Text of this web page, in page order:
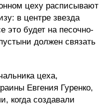
цеху расписывают
в центре звезда
это будет на песочно-
должен связать
цеха,
Евгения Гуренко,
когда создавали